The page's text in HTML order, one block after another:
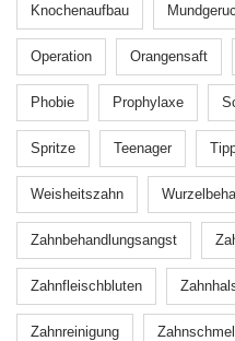
Knochenaufbau
Operation Orangensaft
Phobie Prophylaxe
Spritze Teenager
Weisheitszahn
Zahnbehandlungsangst
Zahnfleischbluten
Zahnreinigung